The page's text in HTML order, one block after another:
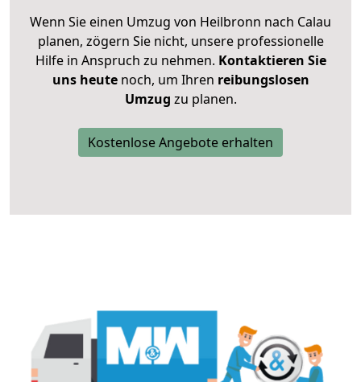
Wenn Sie einen Umzug von Heilbronn nach Calau
planen, zögern Sie nicht, unsere professionelle
Hilfe in Anspruch zu nehmen. Kontaktieren Sie
uns heutenoch, um Ihren reibungslosen
Umzug zu planen.
Kostenlose Angebote erhalten